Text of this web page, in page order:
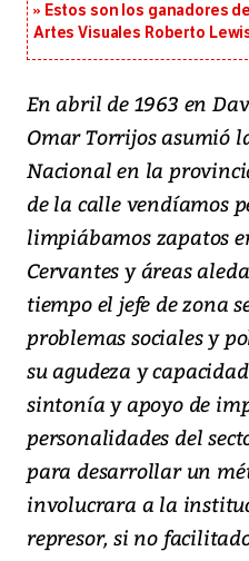
Estos son los ganadores
Artes Visuales Roberto
En abril de 1963 en
Omar Torrijos asumió
Nacional en la
de la calle vendíamos
limpiábamos zapatos
Cervantes y áreas
tiempo el jefe de zona
problemas sociales y
su agudeza y
sintonía y apoyo de
personalidades del
para desarrollar un
involucrara a la
represor, si no